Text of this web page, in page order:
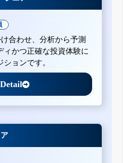
合わせ、分析から予測
ィかつ正確な投資体験に
ョンです。
Detail